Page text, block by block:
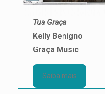
Tua Graça
Kelly Benigno
Graça Music
Saiba mais